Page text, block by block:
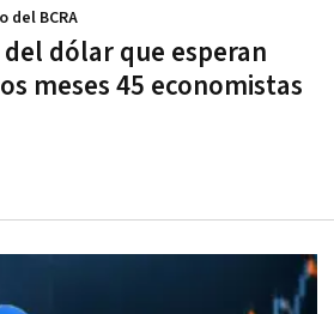
dólar que esperan
meses 45 economistas
del BCRA